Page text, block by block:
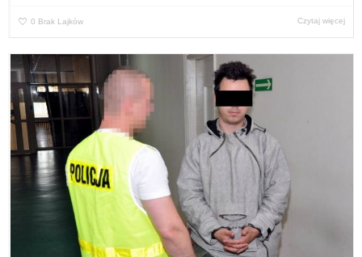
0 Brak Lajków Czytaj więcej